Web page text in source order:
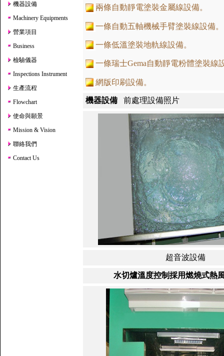
機器設備
Machinery Equipments
營業項目
Business
檢驗儀器
Inspections Instrument
生產流程
Flowchart
使命與願景
Mission & Vision
聯絡我們
Contact Us
兩條自動靜電塗裝金屬線設備。
一條自動五軸機械手臂塗裝線設備。
一條低溫塗裝地軌線設備。
一條瑞士Gema自動靜電粉體塗裝線
網版印刷設備。
機器設備 前處理設備照片
超音波設備
水切爐溫度控制採用燃燒式熱